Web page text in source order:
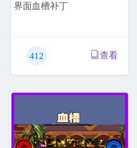
界面血槽补丁
412 查看